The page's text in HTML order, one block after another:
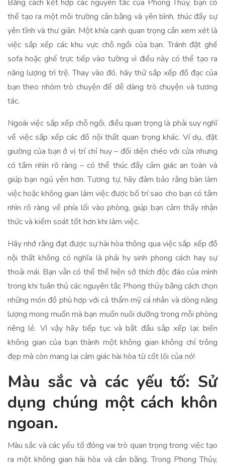
Bằng cách kết hợp các nguyên tắc của Phong Thủy, bạn có
thể tạo ra một môi trường cân bằng và yên bình, thúc đẩy sự
yên tĩnh và thư giãn. Một khía cạnh quan trọng cần xem xét là
việc sắp xếp các khu vực chỗ ngồi của bạn. Tránh đặt ghế
sofa hoặc ghế trực tiếp vào tường vì điều này có thể tạo ra
năng lượng trì trệ. Thay vào đó, hãy thử sắp xếp đồ đạc của
bạn theo nhóm trò chuyện để dễ dàng trò chuyện và tương
tác.
Ngoài việc sắp xếp chỗ ngồi, điều quan trọng là phải suy nghĩ
về việc sắp xếp các đồ nội thất quan trọng khác. Ví dụ, đặt
giường của bạn ở vị trí chỉ huy – đối diện chéo với cửa nhưng
có tầm nhìn rõ ràng – có thể thúc đẩy cảm giác an toàn và
giúp bạn ngủ yên hơn. Tương tự, hãy đảm bảo rằng bàn làm
việc hoặc không gian làm việc được bố trí sao cho bạn có tầm
nhìn rõ ràng về phía lối vào phòng, giúp bạn cảm thấy nhận
thức và kiểm soát tốt hơn khi làm việc.
Hãy nhớ rằng đạt được sự hài hòa thông qua việc sắp xếp đồ
nội thất không có nghĩa là phải hy sinh phong cách hay sự
thoải mái. Bạn vẫn có thể thể hiện sở thích độc đáo của mình
trong khi tuân thủ các nguyên tắc Phong thủy bằng cách chọn
những món đồ phù hợp với cả thẩm mỹ cá nhân và dòng năng
lượng mong muốn mà bạn muốn nuôi dưỡng trong mỗi phòng
riêng lẻ. Vì vậy hãy tiếp tục và bắt đầu sắp xếp lại; biến
không gian của bạn thành một không gian không chỉ trông
đẹp mà còn mang lại cảm giác hài hòa từ cốt lõi của nó!
Màu sắc và các yếu tố: Sử
dụng chúng một cách khôn
ngoan.
Màu sắc và các yếu tố đóng vai trò quan trọng trong việc tạo
ra một không gian hài hòa và cân bằng. Trong Phong Thủy,